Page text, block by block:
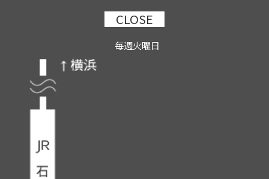
CLOSE
毎週火曜日